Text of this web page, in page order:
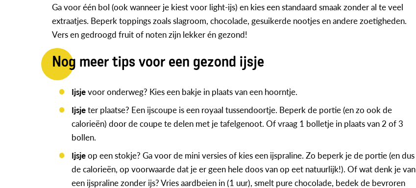
Ga voor één bol (ook wanneer je kiest voor light-ijs) en kies een standaard smaak zonder al te veel
extraatjes. Beperk toppings zoals slagroom, chocolade, gesuikerde nootjes en andere zoetigheden.
Vers en gedroogd fruit of noten zijn lekker én gezond!
Nog meer tips voor een gezond ijsje
Ijsjevoor onderweg? Kies een bakje in plaats van een hoorntje.
Ijsjeter plaatse? Een ijscoupe is een royaal tussendoortje. Beperk de portie (en zo ook de
calorieën) door de coupe te delen met je tafelgenoot. Of vraag 1 bolletje in plaats van 2 of 3
bollen.
Ijsjeop een stokje? Ga voor de mini versies of kies een ijspraline. Zo beperk je de portie (en dus
de calorieën, op voorwaarde dat je er geen hele doos van op eet natuurlijk!). Of wat denk je van
een ijspraline zonder ijs? Vries aardbeien in (1 uur), smelt pure chocolade, bedek de bevroren